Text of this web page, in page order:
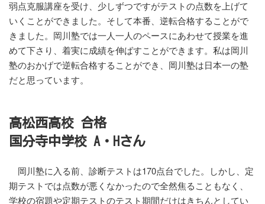
弱点克服講座を受け、少しずつですがテストの点数を上げて
いくことができました。そして本番、逆転合格することがで
きました。岡川塾では一人一人のペースにあわせて授業を進
めて下さり、着実に成績を伸ばすことができます。私は岡川
塾のおかげで逆転合格することができ、岡川塾は日本一の塾
だと思っています。
高松西高校 合格
国分寺中学校 A・Hさん
岡川塾に入る前、診断テストは170点台でした。しかし、定
期テストでは点数が悪くなかったので全然焦ることもなく、
学校の宿題や定期テストのテスト期間だけはきちんとしてい